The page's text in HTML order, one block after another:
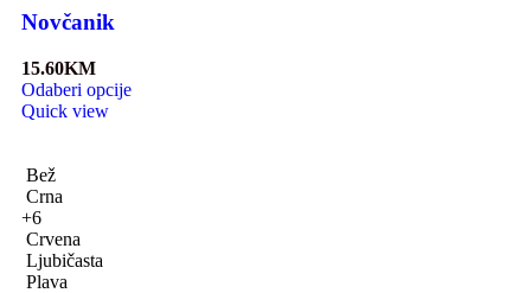
Novčanik
15.60KM
Odaberi opcije
Quick view
Bež
Crna
+6
Crvena
Ljubičasta
Plava